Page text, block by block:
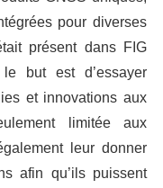
pour diverses
présent dans FIG
but est d’essayer
et innovations aux
limitée aux
leur donner
afin qu’ils puissent